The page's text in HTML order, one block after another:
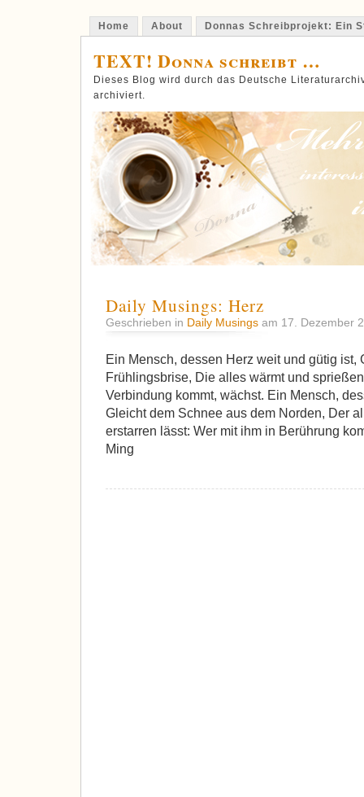
Home About Donnas Schreibprojekt: Ein
TEXT! Donna schreibt …
Dieses Blog wird durch das Deutsche
archiviert.
Daily Musings: Herz
Geschrieben in Daily Musings am 17. Dezember
Ein Mensch, dessen Herz weit und gütig ist,
Frühlingsbrise, Die alles wärmt und
Verbindung kommt, wächst. Ein Mensch,
Gleicht dem Schnee aus dem Norden, Der
erstarren lässt: Wer mit ihm in Berührung
Ming